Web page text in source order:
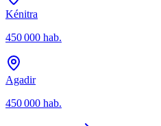
Kénitra
450 000 hab.
Agadir
450 000 hab.